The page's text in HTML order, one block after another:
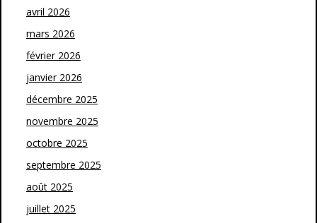
avril 2026
mars 2026
février 2026
janvier 2026
décembre 2025
novembre 2025
octobre 2025
septembre 2025
août 2025
juillet 2025